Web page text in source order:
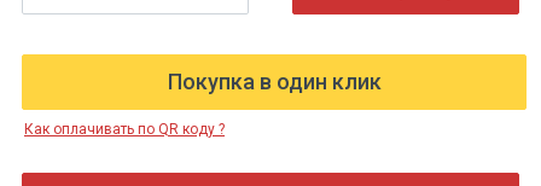
Покупка в один клик
Как оплачивать по QR коду ?